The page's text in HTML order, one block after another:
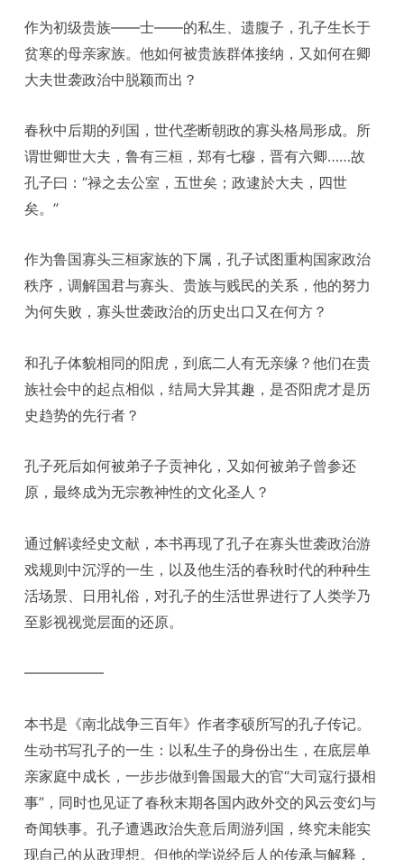
作为初级贵族——士——的私生、遗腹子，孔子生长于
贫寒的母亲家族。他如何被贵族群体接纳，又如何在卿
大夫世袭政治中脱颖而出？
春秋中后期的列国，世代垄断朝政的寡头格局形成。所
谓世卿世大夫，鲁有三桓，郑有七穆，晋有六卿……故
孔子曰：“禄之去公室，五世矣；政逮於大夫，四世
矣。”
作为鲁国寡头三桓家族的下属，孔子试图重构国家政治
秩序，调解国君与寡头、贵族与贱民的关系，他的努力
为何失败，寡头世袭政治的历史出口又在何方？
和孔子体貌相同的阳虎，到底二人有无亲缘？他们在贵
族社会中的起点相似，结局大异其趣，是否阳虎才是历
史趋势的先行者？
孔子死后如何被弟子子贡神化，又如何被弟子曾参还
原，最终成为无宗教神性的文化圣人？
通过解读经史文献，本书再现了孔子在寡头世袭政治游
戏规则中沉浮的一生，以及他生活的春秋时代的种种生
活场景、日用礼俗，对孔子的生活世界进行了人类学乃
至影视视觉层面的还原。
—————–
本书是《南北战争三百年》作者李硕所写的孔子传记。
生动书写孔子的一生：以私生子的身份出生，在底层单
亲家庭中成长，一步步做到鲁国最大的官“大司寇行摄相
事”，同时也见证了春秋末期各国内政外交的风云变幻与
奇闻轶事。孔子遭遇政治失意后周游列国，终究未能实
现自己的从政理想。但他的学说经后人的传承与解释，